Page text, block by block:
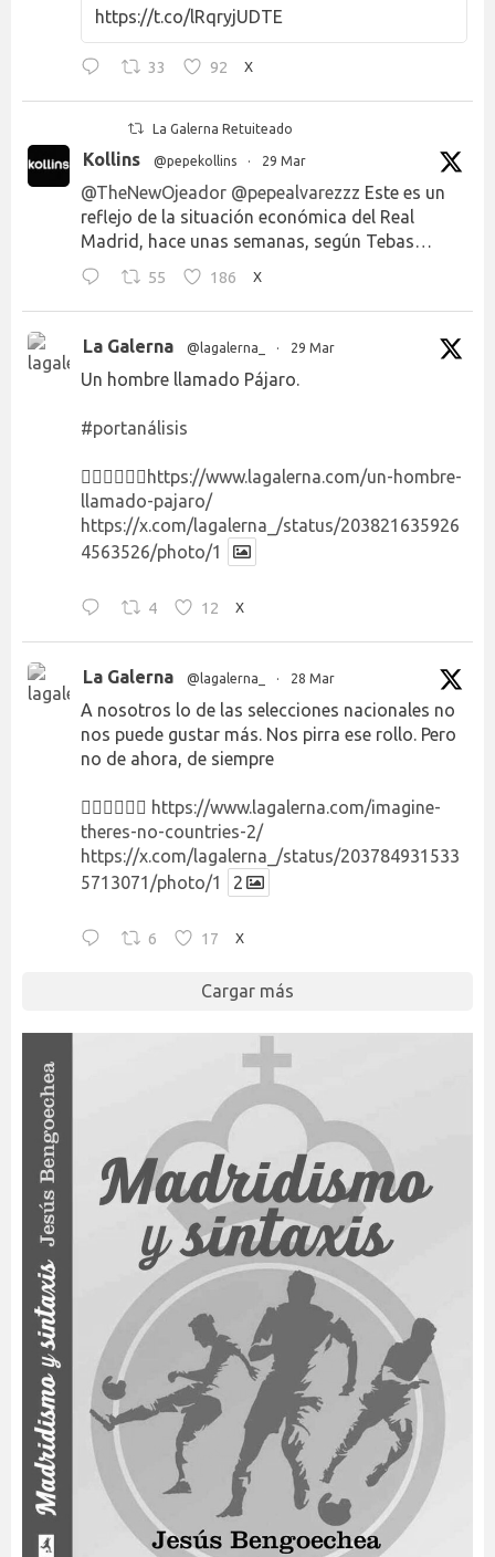
https://t.co/lRqryjUDTE
33 92 X
La Galerna Retuiteado
Kollins @pepekollins · 29 Mar
@TheNewOjeador @pepealvarezzz Este es un
reflejo de la situación económica del Real
Madrid, hace unas semanas, según Tebas…
55 186 X
La Galerna @lagalerna_ · 29 Mar
Un hombre llamado Pájaro.
#portanálisis
👉🏻👉🏻👉🏻 https://www.lagalerna.com/un-hombre-
llamado-pajaro/
https://x.com/lagalerna_/status/203821635926
4563526/photo/1
4 12 X
La Galerna @lagalerna_ · 28 Mar
A nosotros lo de las selecciones nacionales no
nos puede gustar más. Nos pirra ese rollo. Pero
no de ahora, de siempre
👉🏻👉🏻👉🏻 https://www.lagalerna.com/imagine-
theres-no-countries-2/
https://x.com/lagalerna_/status/203784931533
5713071/photo/1
2
6 17 X
Cargar más